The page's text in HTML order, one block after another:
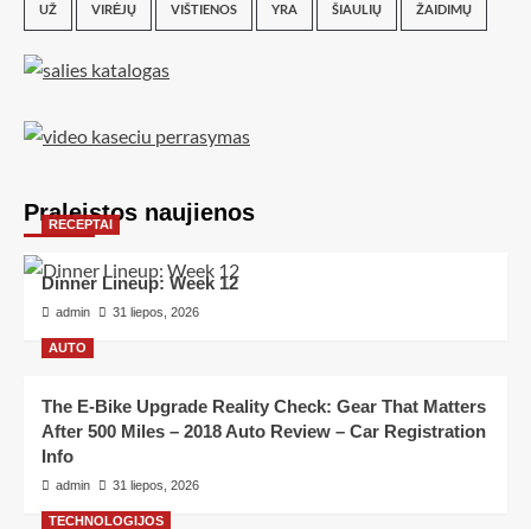
UŽ VIRĖJŲ VIŠTIENOS YRA ŠIAULIŲ ŽAIDIMŲ
Praleistos naujienos
RECEPTAI
Dinner Lineup: Week 12
admin 31 liepos, 2026
AUTO
The E-Bike Upgrade Reality Check: Gear That Matters
After 500 Miles – 2018 Auto Review – Car Registration
Info
admin 31 liepos, 2026
TECHNOLOGIJOS